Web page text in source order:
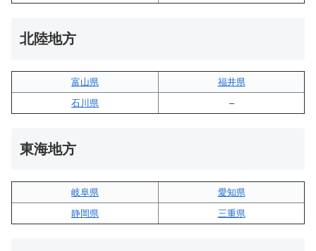
北陸地方
富山県
福井県
石川県
–
東海地方
岐阜県
愛知県
静岡県
三重県